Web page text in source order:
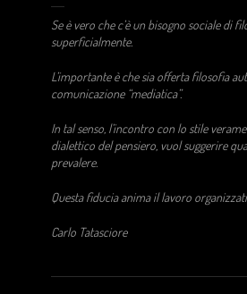
Se è vero che c’è un bisogno sociale di
superficialmente.
L’importante è che sia offerta filosofia
comunicazione “mediatica”.
In tal senso, l’incontro con lo stile
dialettico del pensiero, vuol suggerire
prevalere.
Questa fiducia anima il lavoro
Carlo Tatasciore